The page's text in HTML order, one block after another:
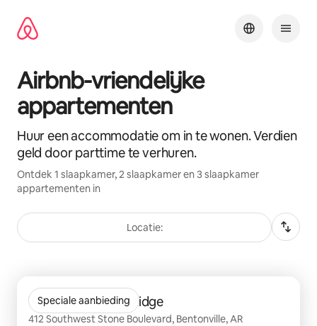
direct
naar
Airbnb-vriendelijke
appartementen
Huur een accommodatie om in te wonen. Verdien
geld door parttime te verhuren.
Ontdek 1 slaapkamer, 2 slaapkamer en 3 slaapkamer
appartementen in
Locatie:
Speciale aanbieding
Trulo Homes Tara Ridge
412 Southwest Stone Boulevard, Bentonville, AR